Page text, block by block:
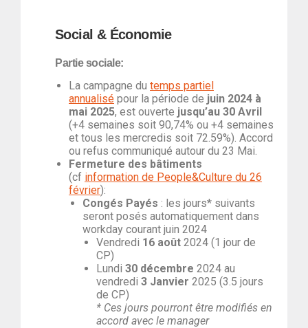
Social & Économie
Partie sociale:
La campagne du temps partiel
annualisé pour la période de juin 2024 à
mai 2025, est ouverte jusqu’au 30 Avril
(+4 semaines soit 90,74% ou +4 semaines
et tous les mercredis soit 72.59%). Accord
ou refus communiqué autour du 23 Mai.
Fermeture des bâtiments
(cf information de People&Culture du 26
février):
Congés Payés : les jours* suivants
seront posés automatiquement dans
workday courant juin 2024
Vendredi 16 août 2024 (1 jour de
CP)
Lundi 30 décembre 2024 au
vendredi 3 Janvier 2025 (3.5 jours
de CP)
* Ces jours pourront être modifiés en
accord avec le manager